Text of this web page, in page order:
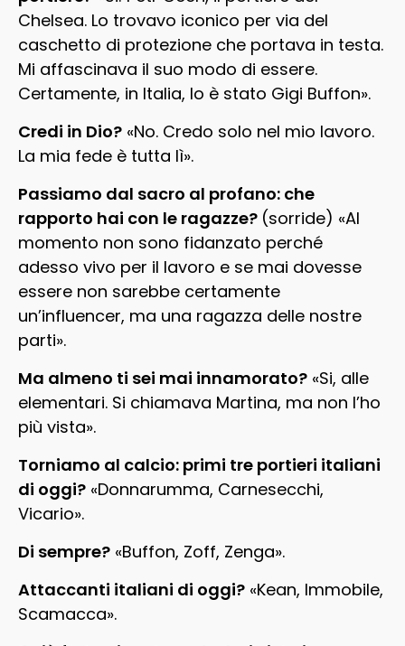
Chelsea. Lo trovavo iconico per via del
caschetto di protezione che portava in testa.
Mi affascinava il suo modo di essere.
Certamente, in Italia, lo è stato Gigi Buffon».
Credi in Dio? «No. Credo solo nel mio lavoro.
La mia fede è tutta lì».
Passiamo dal sacro al profano: che
rapporto hai con le ragazze? (sorride) «Al
momento non sono fidanzato perché
adesso vivo per il lavoro e se mai dovesse
essere non sarebbe certamente
un’influencer, ma una ragazza delle nostre
parti».
Ma almeno ti sei mai innamorato? «Si, alle
elementari. Si chiamava Martina, ma non l’ho
più vista».
Torniamo al calcio: primi tre portieri italiani
di oggi? «Donnarumma, Carnesecchi,
Vicario».
Di sempre? «Buffon, Zoff, Zenga».
Attaccanti italiani di oggi? «Kean, Immobile,
Scamacca».